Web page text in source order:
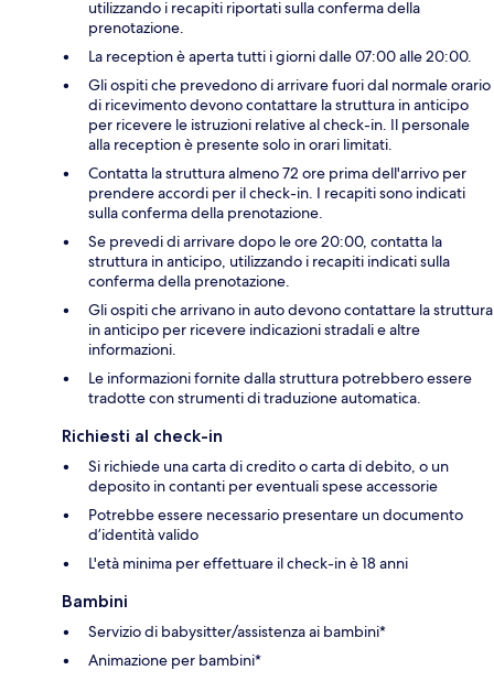
utilizzando i recapiti riportati sulla conferma della
prenotazione.
La reception è aperta tutti i giorni dalle 07:00 alle 20:00.
Gli ospiti che prevedono di arrivare fuori dal normale orario
di ricevimento devono contattare la struttura in anticipo
per ricevere le istruzioni relative al check-in. Il personale
alla reception è presente solo in orari limitati.
Contatta la struttura almeno 72 ore prima dell'arrivo per
prendere accordi per il check-in. I recapiti sono indicati
sulla conferma della prenotazione.
Se prevedi di arrivare dopo le ore 20:00, contatta la
struttura in anticipo, utilizzando i recapiti indicati sulla
conferma della prenotazione.
Gli ospiti che arrivano in auto devono contattare la struttura
in anticipo per ricevere indicazioni stradali e altre
informazioni.
Le informazioni fornite dalla struttura potrebbero essere
tradotte con strumenti di traduzione automatica.
Richiesti al check-in
Si richiede una carta di credito o carta di debito, o un
deposito in contanti per eventuali spese accessorie
Potrebbe essere necessario presentare un documento
d’identità valido
L'età minima per effettuare il check-in è 18 anni
Bambini
Servizio di babysitter/assistenza ai bambini*
Animazione per bambini*